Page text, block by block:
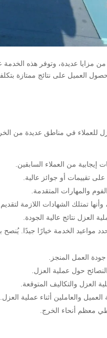
من مزايا عديدة، وتوفر هذه
العميل على نتائج ممتازة
للعملاء في مناطق عديدة من
من العملاء السابقين.
تقييمات أو جوائز عالية.
والمهارات المتقدمة.
تمتلك الشهادات اللازمة
العزل نتائج عالية الجودة.
مواعيد الخدمة خيارًا جيدًا.
العمل المنجز.
حول عملية العزل.
والتكاليف المتوقعة.
والعاملين أثناء عملية العزل.
معظم أنحاء الخرج.